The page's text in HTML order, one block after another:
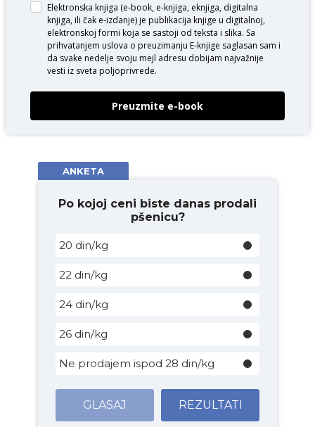
Elektronska knjiga (e-book, e-knjiga, eknjiga, digitalna
knjiga, ili čak e-izdanje) je publikacija knjige u digitalnoj,
elektronskoj formi koja se sastoji od teksta i slika. Sa
prihvatanjem uslova o preuzimanju E-knjige saglasan sam i
da svake nedelje svoju mejl adresu dobijam najvažnije
vesti iz sveta poljoprivrede.
Preuzmite e-book
ANKETA
Po kojoj ceni biste danas prodali
pšenicu?
20 din/kg
22 din/kg
24 din/kg
26 din/kg
Ne prodajem ispod 28 din/kg
GLASAJ REZULTATI